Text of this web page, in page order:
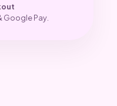
Google Pay.